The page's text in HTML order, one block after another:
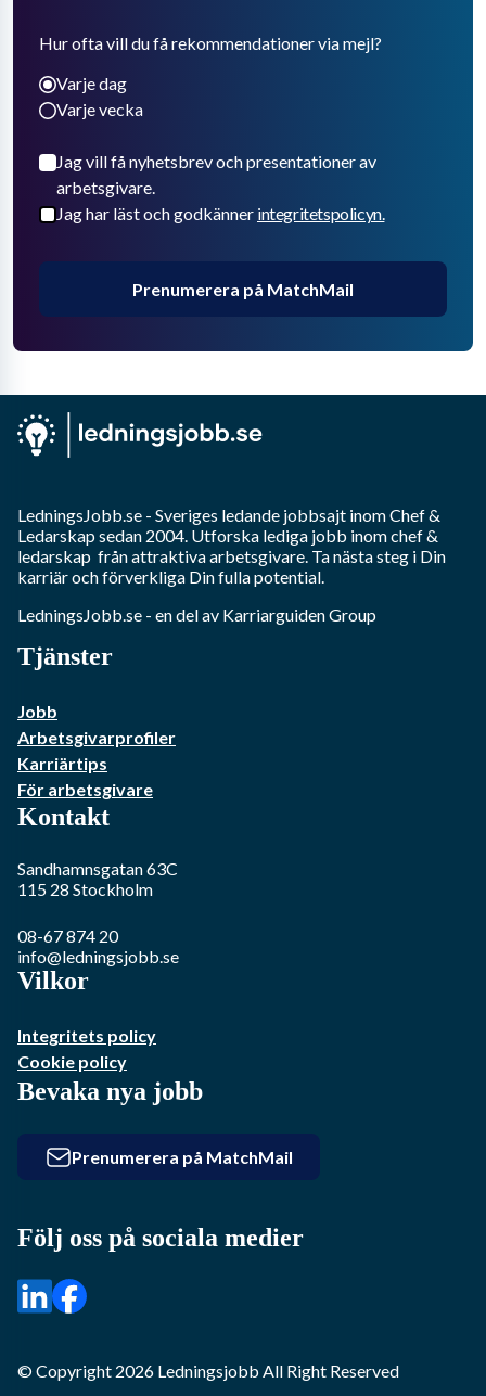
Hur ofta vill du få rekommendationer via mejl?
Varje dag
Varje vecka
Jag vill få nyhetsbrev och presentationer av
arbetsgivare.
Jag har läst och godkänner integritetspolicyn.
Prenumerera på MatchMail
LedningsJobb.se - Sveriges ledande jobbsajt inomChef &
Ledarskapsedan 2004. Utforska lediga jobb inomchef &
ledarskap från attraktiva arbetsgivare. Ta nästa steg i Din
karriär och förverkliga Din fulla potential.
LedningsJobb.se - en del av Karriarguiden Group
Tjänster
Jobb
Arbetsgivarprofiler
Karriärtips
För arbetsgivare
Kontakt
Sandhamnsgatan 63C
115 28 Stockholm
08-67 874 20
info@ledningsjobb.se
Vilkor
Integritets policy
Cookie policy
Bevaka nya jobb
Prenumerera på MatchMail
Följ oss på sociala medier
© Copyright 2026 Ledningsjobb All Right Reserved